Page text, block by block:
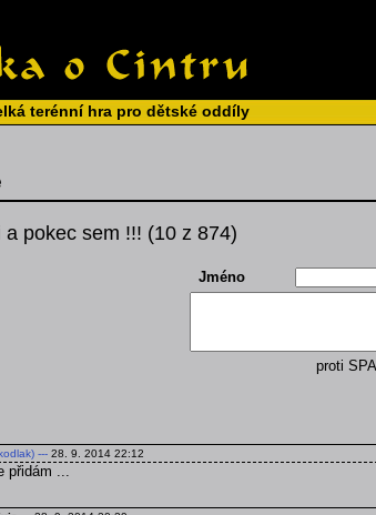
terénní hra pro dětské oddíly
a pokec sem !!! (10 z 874)
Jméno
proti
--- 28. 9. 2014 22:12
přidám ...